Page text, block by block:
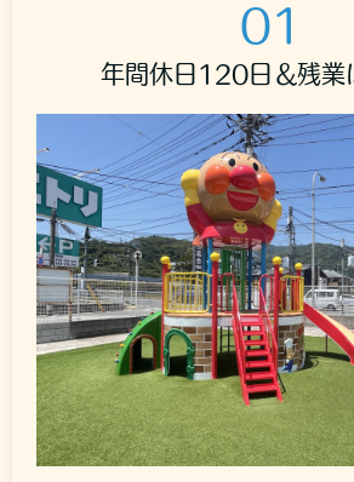
01
年間休日120日＆残業